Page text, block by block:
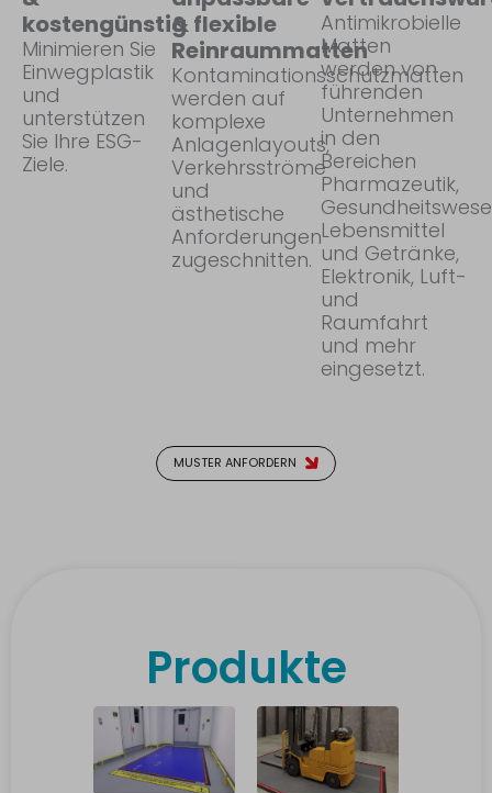
kostengünstig
Minimieren Sie
Einwegplastik
und
unterstützen
Sie Ihre ESG-
Ziele.
& flexible
Reinraummatten
Kontaminationsschutzmatten
werden auf
komplexe
Anlagenlayouts,
Verkehrsströme
und
ästhetische
Anforderungen
zugeschnitten.
Antimikrobielle
Matten
werden von
führenden
Unternehmen
in den
Bereichen
Pharmazeutik,
Lebensmittel
und Getränke,
Elektronik, Luft-
und
Raumfahrt
und mehr
eingesetzt.
MUSTER ANFORDERN
Produkte